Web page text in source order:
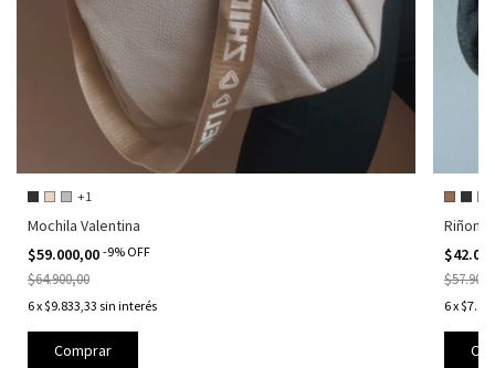
+1
Mochila Valentina
$59.000,00 -9% OFF
$64.900,00
6x$9.833,33 sin interés
Comprar
6x